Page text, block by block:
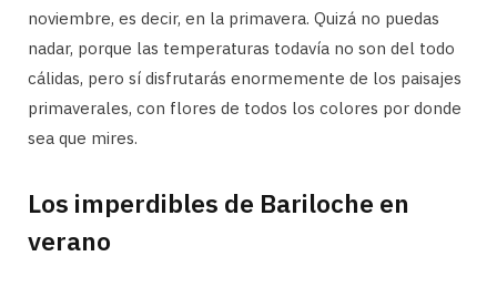
noviembre, es decir, en la primavera. Quizá no puedas
nadar, porque las temperaturas todavía no son del todo
cálidas, pero sí disfrutarás enormemente de los paisajes
primaverales, con flores de todos los colores por donde
sea que mires.
Los imperdibles de Bariloche en
verano